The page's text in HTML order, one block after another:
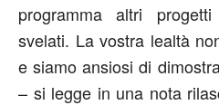
programma altri
svelati. La vostra lealtà
e siamo ansiosi di
– si legge in una nota